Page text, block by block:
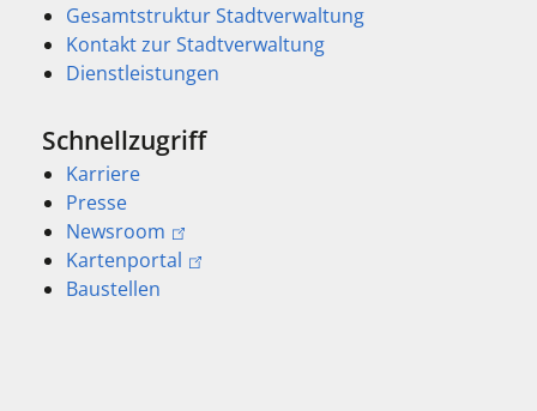
Gesamtstruktur Stadtverwaltung
Kontakt zur Stadtverwaltung
Dienstleistungen
Schnellzugriff
Karriere
Presse
Newsroom
Kartenportal
Baustellen